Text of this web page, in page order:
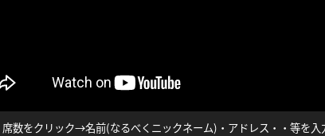
席数をクリック→名前(なるべくニックネーム)・アドレス・・等